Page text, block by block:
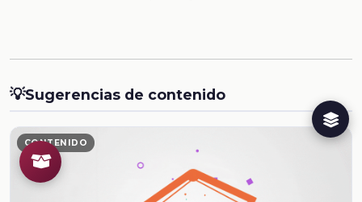
💡Sugerencias de contenido
CONTENIDO